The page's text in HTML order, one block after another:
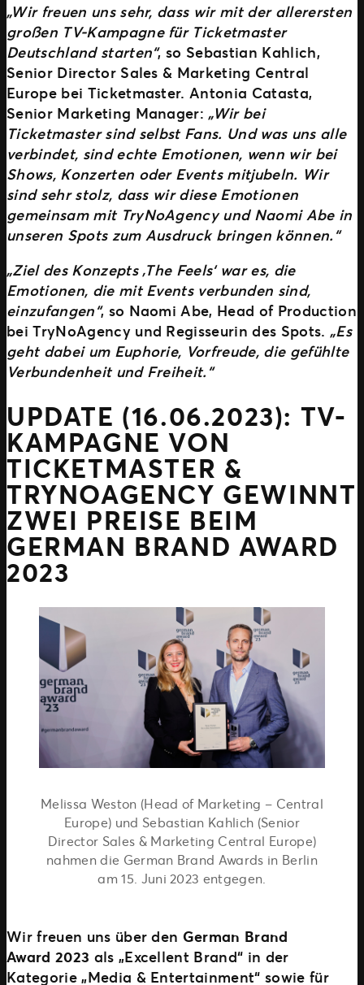
„Wir freuen uns sehr, dass wir mit der allerersten
großen TV-Kampagne für Ticketmaster
Deutschland starten“, so Sebastian Kahlich,
Senior Director Sales & Marketing Central
Europe bei Ticketmaster. Antonia Catasta,
Senior Marketing Manager: „Wir bei
Ticketmaster sind selbst Fans. Und was uns alle
verbindet, sind echte Emotionen, wenn wir bei
Shows, Konzerten oder Events mitjubeln. Wir
sind sehr stolz, dass wir diese Emotionen
gemeinsam mit TryNoAgency und Naomi Abe in
unseren Spots zum Ausdruck bringen können.“
„Ziel des Konzepts ‚The Feels‘ war es, die
Emotionen, die mit Events verbunden sind,
einzufangen“, so Naomi Abe, Head of Production
bei TryNoAgency und Regisseurin des Spots. „Es
geht dabei um Euphorie, Vorfreude, die gefühlte
Verbundenheit und Freiheit.“
UPDATE (16.06.2023): TV-
KAMPAGNE VON
TICKETMASTER &
TRYNOAGENCY GEWINNT
ZWEI PREISE BEIM
GERMAN BRAND AWARD
2023
Melissa Weston (Head of Marketing – Central
Europe) und Sebastian Kahlich (Senior
Director Sales & Marketing Central Europe)
nahmen die German Brand Awards in Berlin
am 15. Juni 2023 entgegen.
Wir freuen uns über den German Brand
Award 2023 als „Excellent Brand“ in der
Kategorie „Media & Entertainment“ sowie für